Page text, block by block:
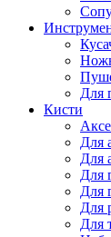
Для
Кисти
Для
Для
Для
Для
Для
Для